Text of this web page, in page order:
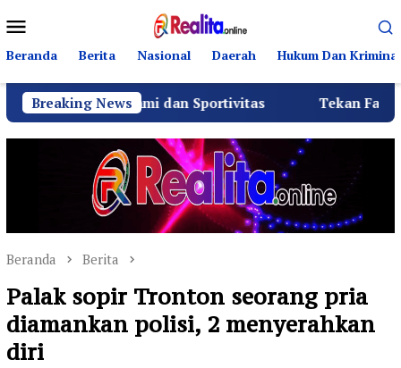
ke
kontenMobile
Beranda Berita Nasional Daerah Hukum Dan Kriminal
Breaking News
dan Sportivitas Tekan Fatalitas
Beranda Berita
Palak sopir Tronton seorang pria
diamankan polisi, 2 menyerahkan
diri